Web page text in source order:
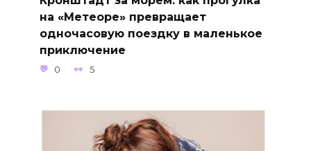
на «Метеоре» превращает
одночасовую поездку в маленькое
приключение
0 5